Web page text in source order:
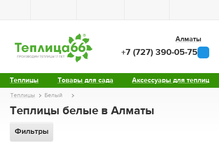
Теплицы Товары для сада Аксессуары для теплиц
Алматы
+7 (727) 390-05-75
Теплицы Белый
Теплицы белые в Алматы
Фильтры